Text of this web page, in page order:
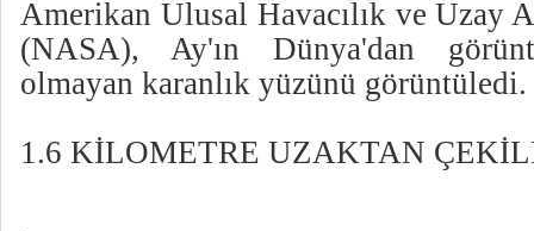
Amerikan Ulusal Havacılık ve Uzay
(NASA), Ay'ın Dünya'dan
olmayan karanlık yüzünü görüntüledi.
1.6 KİLOMETRE UZAKTAN